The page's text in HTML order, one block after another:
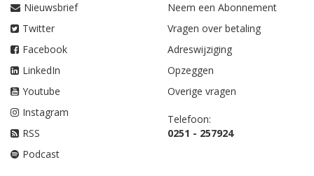
Nieuwsbrief
Twitter
Facebook
LinkedIn
Youtube
Instagram
RSS
Podcast
Neem een Abonnement
Vragen over betaling
Adreswijziging
Opzeggen
Overige vragen
Telefoon:
0251 - 257924